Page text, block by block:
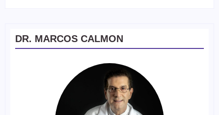
DR. MARCOS CALMON